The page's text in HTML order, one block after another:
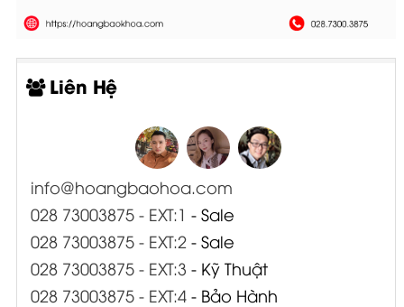
Liên Hệ
info@hoangbaohoa.com
028 73003875 - EXT:1 - Sale
028 73003875 - EXT:2- Sale
028 73003875 - EXT:3 - Kỹ Thuật
028 73003875 - EXT:4- Bảo Hành